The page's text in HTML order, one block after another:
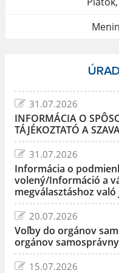
31.07.2026
INFORMÁCIA O
TÁJÉKOZTATÓ A
31.07.2026
Informácia o
volený/Információ a
megválasztáshoz
20.07.2026
Voľby do orgánov
orgánov
15.07.2026